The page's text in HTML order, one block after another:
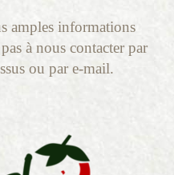
amples informations
à nous contacter par
ou par e-mail.